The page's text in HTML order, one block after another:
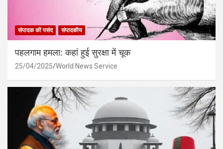
संपादक की पसंद संपादकीय
पहलगाम हमला: कहां हुई सुरक्षा में चूक
25/04/2025 World News Service